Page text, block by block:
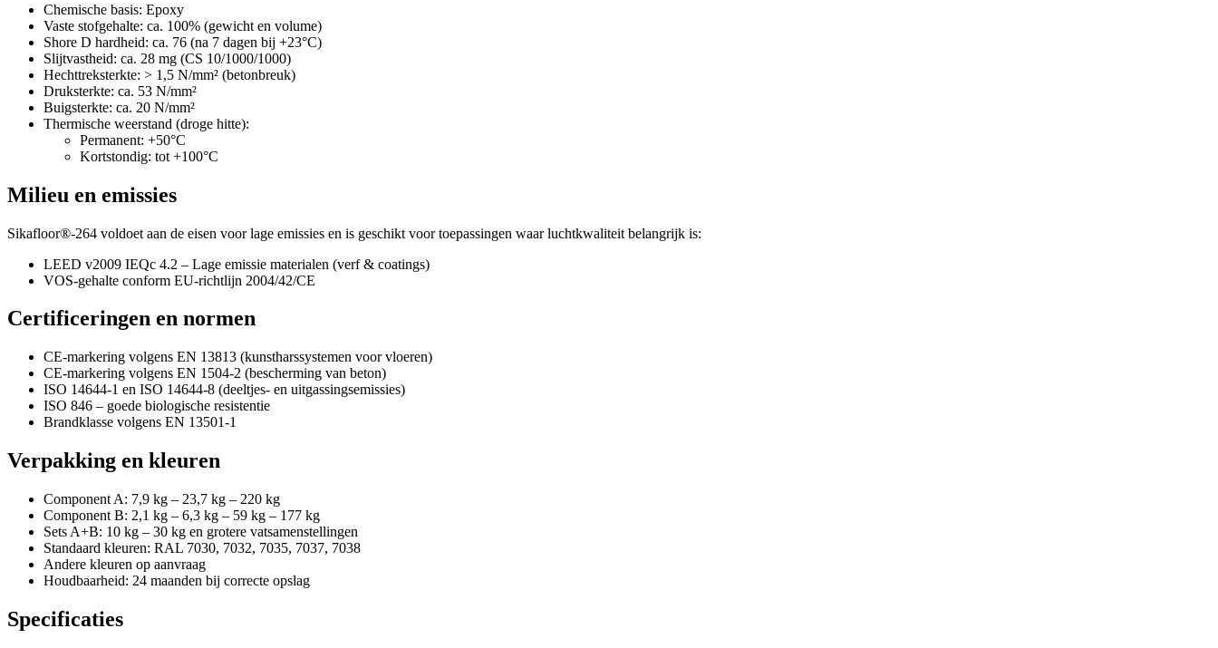
Chemische basis: Epoxy
Vaste stofgehalte: ca. 100% (gewicht en volume)
Shore D hardheid: ca. 76 (na 7 dagen bij +23°C)
Slijtvastheid: ca. 28 mg (CS 10/1000/1000)
Hechttreksterkte: > 1,5 N/mm² (betonbreuk)
Druksterkte: ca. 53 N/mm²
Buigsterkte: ca. 20 N/mm²
Thermische weerstand (droge hitte):
Permanent: +50°C
Kortstondig: tot +100°C
Milieu en emissies
Sikafloor®-264 voldoet aan de eisen voor lage emissies en is geschikt voor toepassingen waar luchtkwaliteit belangrijk is:
LEED v2009 IEQc 4.2 – Lage emissie materialen (verf & coatings)
VOS-gehalte conform EU-richtlijn 2004/42/CE
Certificeringen en normen
CE-markering volgens EN 13813 (kunstharssystemen voor vloeren)
CE-markering volgens EN 1504-2 (bescherming van beton)
ISO 14644-1 en ISO 14644-8 (deeltjes- en uitgassingsemissies)
ISO 846 – goede biologische resistentie
Brandklasse volgens EN 13501-1
Verpakking en kleuren
Component A: 7,9 kg – 23,7 kg – 220 kg
Component B: 2,1 kg – 6,3 kg – 59 kg – 177 kg
Sets A+B: 10 kg – 30 kg en grotere vatsamenstellingen
Standaard kleuren: RAL 7030, 7032, 7035, 7037, 7038
Andere kleuren op aanvraag
Houdbaarheid: 24 maanden bij correcte opslag
Specificaties